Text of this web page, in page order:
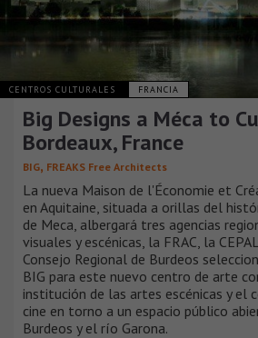
CENTROS CULTURALES FRANCIA
Big Designs a Méca to
Bordeaux, France
BIG, FREAKS Free Architects
La nueva Maison de l'Économie et
en Aquitaine, situada a orillas del
de Meca, albergará tres agencias
visuales y escénicas, la FRAC, la
Consejo Regional de Burdeos
BIG para este nuevo centro de arte
institución de las artes escénicas y el
cine en torno a un espacio público
Burdeos y el río Garona.